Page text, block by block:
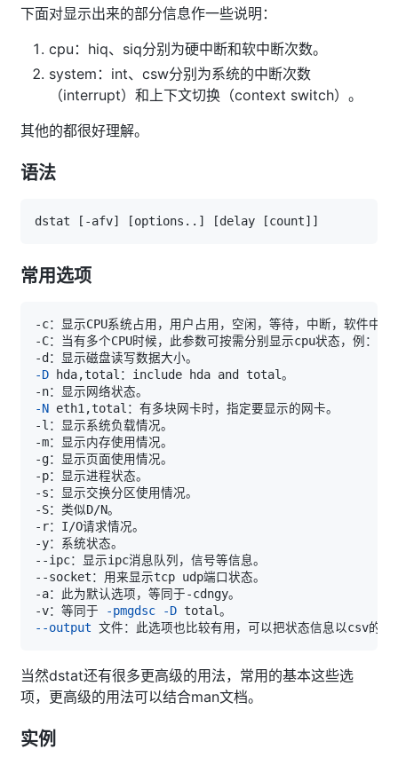
下面对显示出来的部分信息作一些说明：
cpu：hiq、siq分别为硬中断和软中断次数。
system：int、csw分别为系统的中断次数
（interrupt）和上下文切换（context switch）。
其他的都很好理解。
语法
dstat [ -afv] [options .. ] [delay [count] ]
常用选项
-C：当有多个CPU时候，此参数可按需分别显示cpu状态，例：-C
-D
-N
-v：等同于
-pmgdsc -D
--output 文件：此选项也比较有用，可以把状态信息以csv的
当然dstat还有很多更高级的用法，常用的基本这些选
项，更高级的用法可以结合man文档。
实例